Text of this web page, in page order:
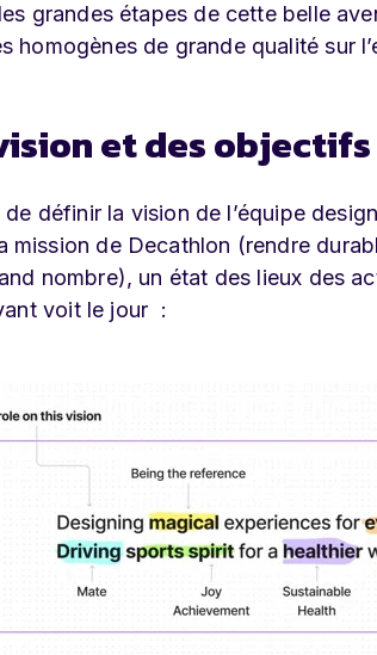
grandes étapes de cette belle
homogènes de grande qualité sur
et des objectifs
définir la vision de l’équipe
mission de Decathlon (rendre
nombre), un état des lieux des
voit le jour :